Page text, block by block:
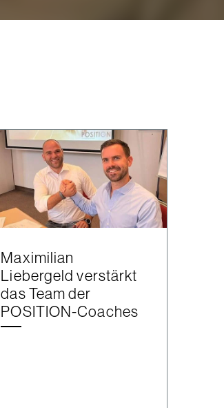
Maximilian
Liebergeld verstärkt
das Team der
POSITION-Coaches